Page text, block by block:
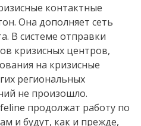
контактные
Она дополняет сеть
В системе отправки
кризисных центров,
на кризисные
региональных
не произошло.
продолжат работу по
и будут, как и прежде,